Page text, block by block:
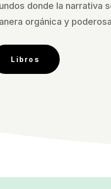
donde la narrativa
orgánica y
Libros